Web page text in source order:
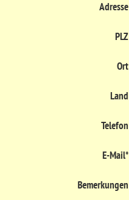
Adresse
PLZ
Ort
Land
Telefon
E-Mail*
Bemerkungen